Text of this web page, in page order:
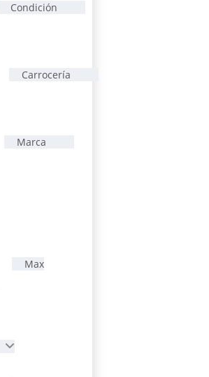
Condición
Carrocería
Marca
Max